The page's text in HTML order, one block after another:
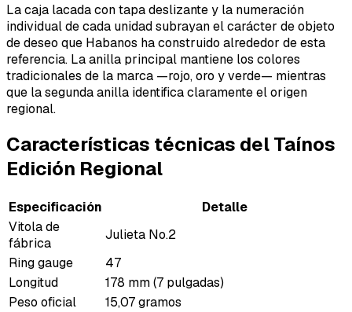
La caja lacada con tapa deslizante y la numeración
individual de cada unidad subrayan el carácter de objeto
de deseo que Habanos ha construido alrededor de esta
referencia. La anilla principal mantiene los colores
tradicionales de la marca —rojo, oro y verde— mientras
que la segunda anilla identifica claramente el origen
regional.
Características técnicas del Taínos
Edición Regional
Especificación
Detalle
Vitola de
fábrica
Julieta No.2
Ring gauge
47
Longitud
178 mm (7 pulgadas)
Peso oficial
15,07 gramos